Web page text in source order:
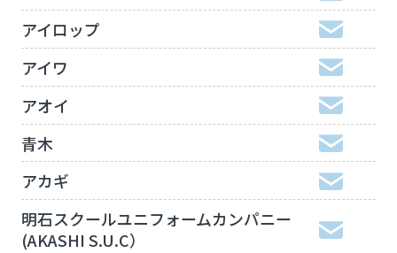
アイロップ
アイワ
アオイ
青木
アカギ
明石スクールユニフォームカンパニー
(AKASHI S.U.C）